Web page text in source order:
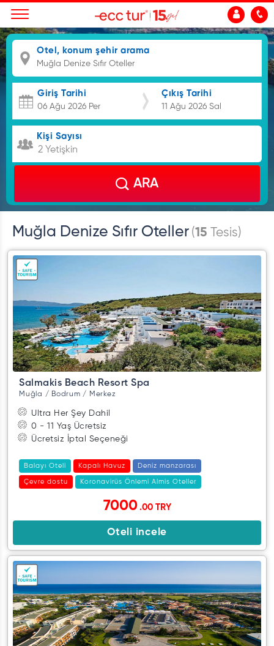
Otel, konum şehir arama
Giriş Tarihi Çıkış Tarihi
Kişi Sayısı
2 Yetişkin
ARA
Muğla Denize Sıfır Oteller (15 Tesis)
Salmakis Beach Resort Spa
Muğla / Bodrum / Merkez
Ultra Her Şey Dahil
0 - 11 Yaş Ücretsiz
Ücretsiz İptal Seçeneği
Balayı Oteli Kapalı Havuz Deniz manzarası
Çevre dostu Koronavirüs Önlemi Almis Oteller
7000.00 TRY
Oteli incele